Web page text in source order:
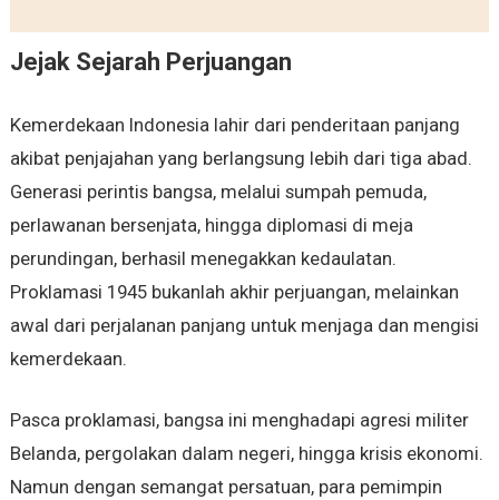
Jejak Sejarah Perjuangan
Kemerdekaan Indonesia lahir dari penderitaan panjang
akibat penjajahan yang berlangsung lebih dari tiga abad.
Generasi perintis bangsa, melalui sumpah pemuda,
perlawanan bersenjata, hingga diplomasi di meja
perundingan, berhasil menegakkan kedaulatan.
Proklamasi 1945 bukanlah akhir perjuangan, melainkan
awal dari perjalanan panjang untuk menjaga dan mengisi
kemerdekaan.
Pasca proklamasi, bangsa ini menghadapi agresi militer
Belanda, pergolakan dalam negeri, hingga krisis ekonomi.
Namun dengan semangat persatuan, para pemimpin